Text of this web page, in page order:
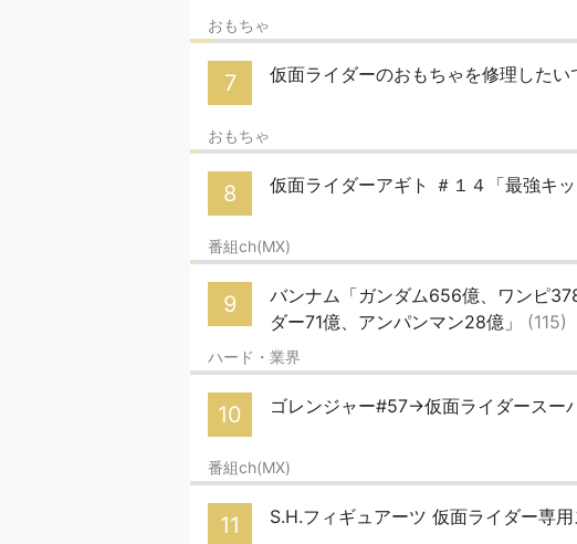
おもちゃ
7 仮面ライダーのおもちゃを修理したい
おもちゃ
8 仮面ライダーアギト ＃１４「最強キ
番組ch(MX)
9
バンナム「ガンダム656億、ワンピ
ダー71億、アンパンマン28億」 (115)
ハード・業界
10 ゴレンジャー#57→仮面ライダース
番組ch(MX)
11 S.H.フィギュアーツ 仮面ライダー専